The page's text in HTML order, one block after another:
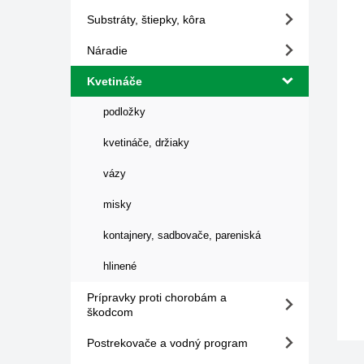
Substráty, štiepky, kôra
Náradie
Kvetináče
podložky
kvetináče, držiaky
vázy
misky
kontajnery, sadbovače, pareniská
hlinené
Prípravky proti chorobám a
škodcom
Postrekovače a vodný program